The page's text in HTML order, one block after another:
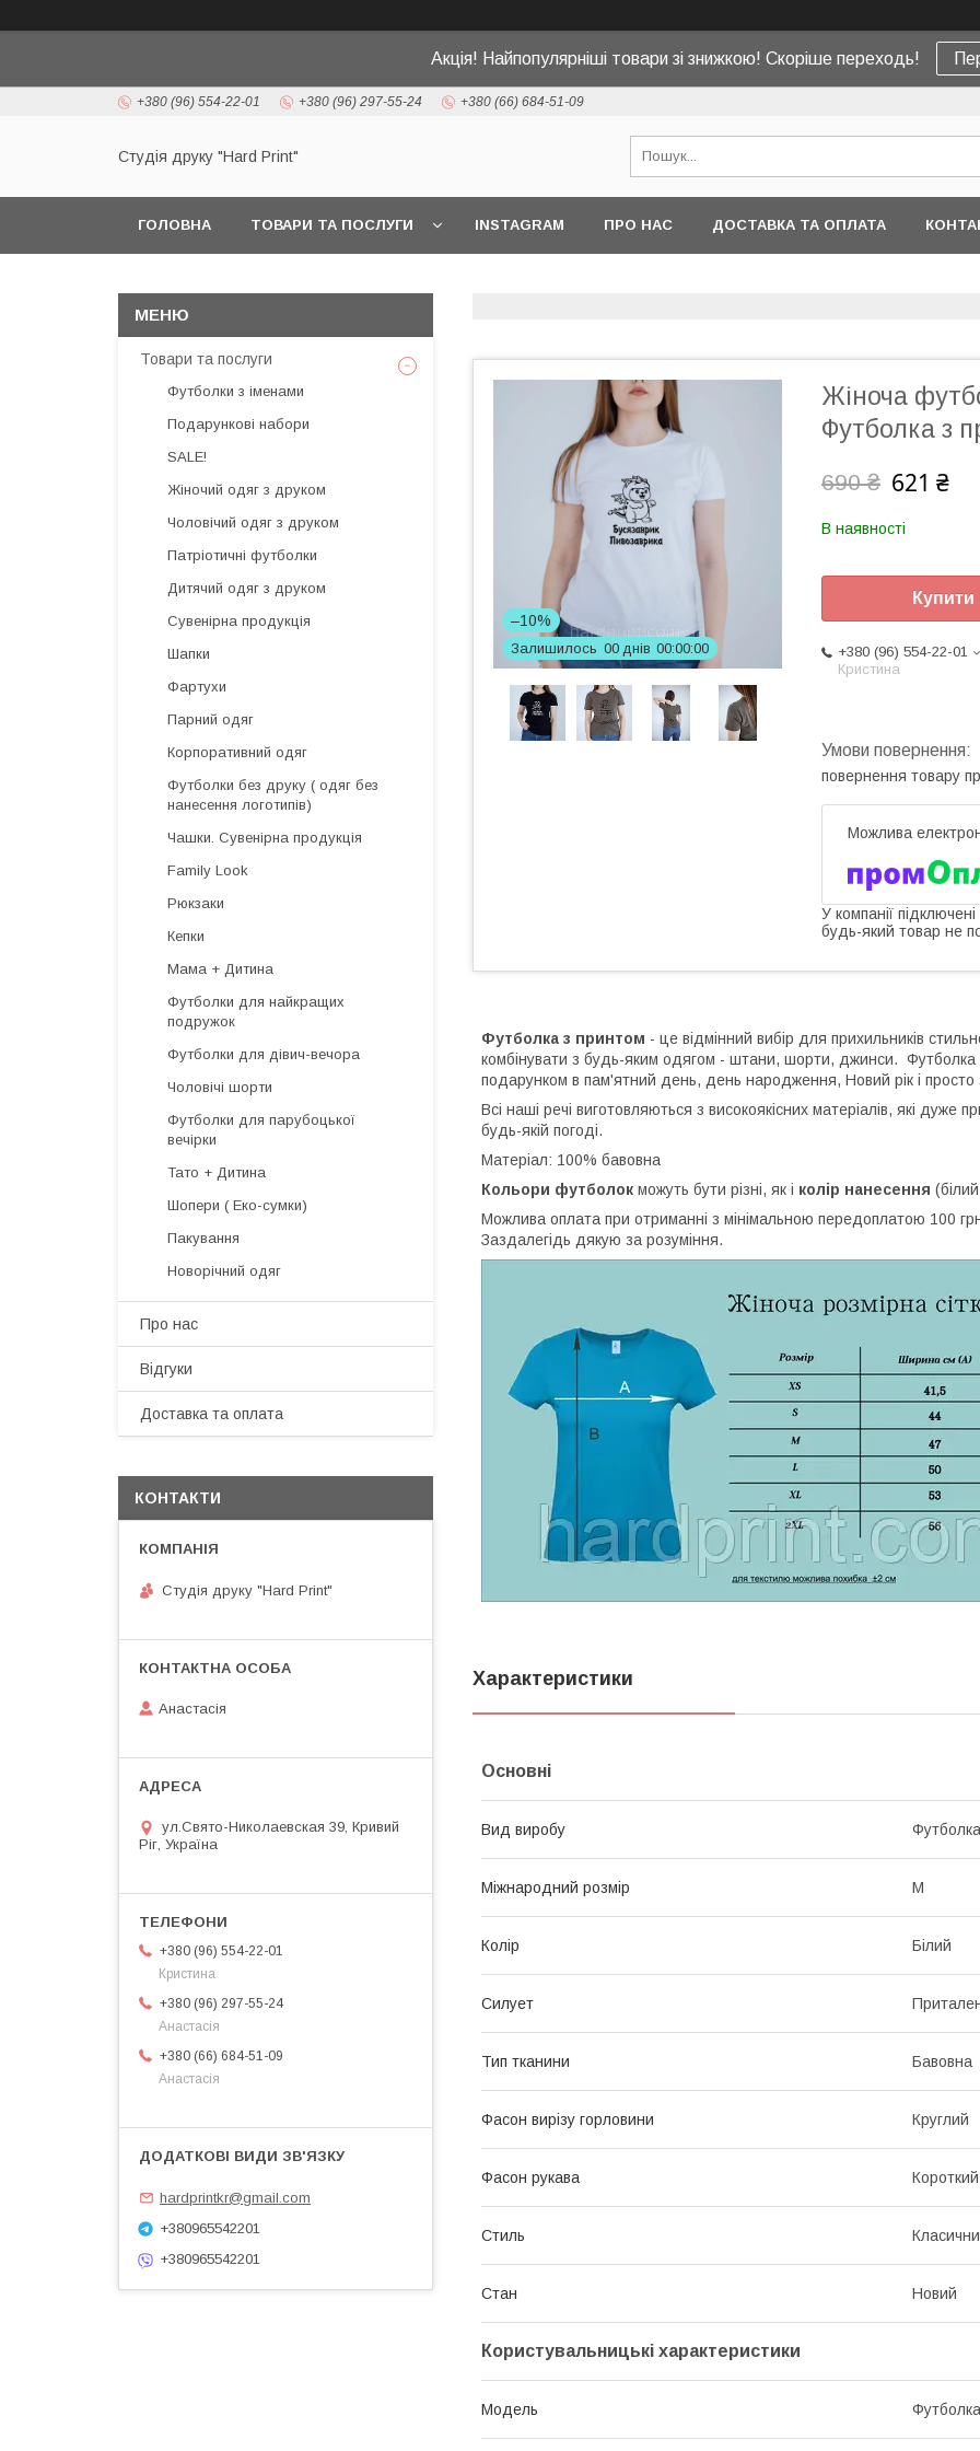
Акція! Найпопулярніші товари зі знижкою! Скоріше переходь!
+380 (96) 554-22-01 +380 (96) 297-55-24 +380 (66) 684-51-09
Студія друку "Hard Print"
ГОЛОВНА ТОВАРИ ТА ПОСЛУГИ INSTAGRAM ПРО НАС ДОСТАВКА ТА ОПЛАТА
–10%
Залишилось 00 днів 00 00 00
Жіноча
Футболка з
690 ₴ 621 ₴
В наявності
Купити
+380 (96) 554-22-01
Кристина
повернення товару
У компанії
будь-який товар не
Футболка з принтом - це відмінний вибір для прихильників
комбінувати з будь-яким одягом - штани, шорти, джинси. Футболка
подарунком в пам'ятний день, день народження, Новий рік і просто
Всі наші речі виготовляються з високоякісних матеріалів, які дуже
будь-якій погоді.
Матеріал: 100% бавовна
Кольори футболок можуть бути різні, як і колір нанесення
Можлива оплата при отриманні з мінімальною передоплатою 100
Заздалегідь дякую за розуміння.
Характеристики
Основні
Вид виробу Футболка
Міжнародний розмір M
Колір Білий
Силует
Тип тканини Бавовна
Фасон вирізу горловини Круглий
Фасон рукава Короткий
Стиль
Стан Новий
Користувальницькі характеристики
Модель Футболка
Товари та послуги
Футболки з іменами
Подарункові набори
SALE!
Жіночий одяг з друком
Чоловічий одяг з друком
Патріотичні футболки
Дитячий одяг з друком
Сувенірна продукція
Шапки
Фартухи
Парний одяг
Корпоративний одяг
Футболки без друку ( одяг без
нанесення логотипів)
Чашки. Сувенірна продукція
Family Look
Рюкзаки
Кепки
Мама + Дитина
Футболки для найкращих
подружок
Футболки для дівич-вечора
Чоловічі шорти
Футболки для парубоцької
вечірки
Тато + Дитина
Шопери ( Еко-сумки)
Пакування
Новорічний одяг
Про нас
Відгуки
Доставка та оплата
КОНТАКТИ
Студія друку "Hard Print"
Анастасія
ул.Свято-Николаевская 39, Кривий
Ріг, Україна
+380 (96) 554-22-01
Кристина
+380 (96) 297-55-24
Анастасія
+380 (66) 684-51-09
Анастасія
hardprintkr@gmail.com
+380965542201
+380965542201